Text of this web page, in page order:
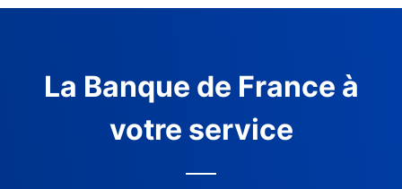
La Banque de France à
votre service